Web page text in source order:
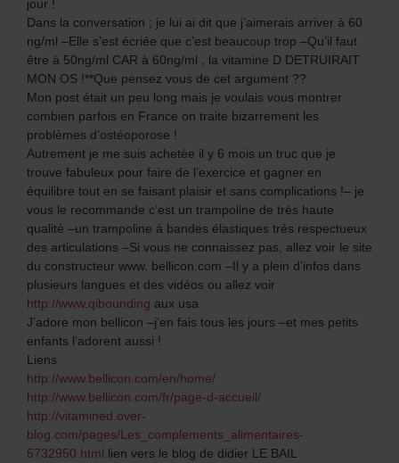
jour !
Dans la conversation ; je lui ai dit que j’aimerais arriver à 60
ng/ml –Elle s’est écriée que c’est beaucoup trop –Qu’il faut
être à 50ng/ml CAR à 60ng/ml , la vitamine D DETRUIRAIT
MON OS !**Que pensez vous de cet argument ??
Mon post était un peu long mais je voulais vous montrer
combien parfois en France on traite bizarrement les
problèmes d’ostéoporose !
Autrement je me suis achetée il y 6 mois un truc que je
trouve fabuleux pour faire de l’exercice et gagner en
équilibre tout en se faisant plaisir et sans complications !– je
vous le recommande c’est un trampoline de très haute
qualité –un trampoline à bandes élastiques très respectueux
des articulations –Si vous ne connaissez pas, allez voir le site
du constructeur www. bellicon.com –Il y a plein d’infos dans
plusieurs langues et des vidéos ou allez voir
http://www.qibounding aux usa
J’adore mon bellicon –j’en fais tous les jours –et mes petits
enfants l’adorent aussi !
Liens
http://www.bellicon.com/en/home/
http://www.bellicon.com/fr/page-d-accueil/
http://vitamined.over-
blog.com/pages/Les_complements_alimentaires-
5732950.html lien vers le blog de didier LE BAIL